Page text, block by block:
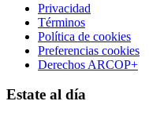
Privacidad
Términos
Política de cookies
Preferencias cookies
Derechos ARCOP+
Estate al día